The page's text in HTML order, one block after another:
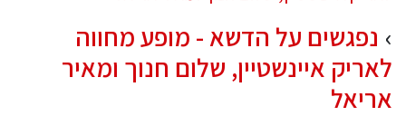
נפגשים על הדשא - מופע מחווה
לאריק איינשטיין, שלום חנוך ומאיר
אריאל